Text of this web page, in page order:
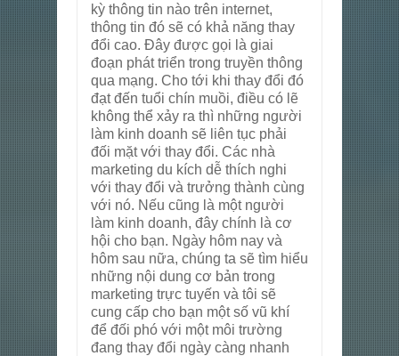
kỳ thông tin nào trên internet,
thông tin đó sẽ có khả năng thay
đổi cao. Đây được gọi là giai
đoạn phát triển trong truyền thông
qua mạng. Cho tới khi thay đổi đó
đạt đến tuổi chín muồi, điều có lẽ
không thể xảy ra thì những người
làm kinh doanh sẽ liên tục phải
đối mặt với thay đổi. Các nhà
marketing du kích dễ thích nghi
với thay đổi và trưởng thành cùng
với nó. Nếu cũng là một người
làm kinh doanh, đây chính là cơ
hội cho bạn. Ngày hôm nay và
hôm sau nữa, chúng ta sẽ tìm hiểu
những nội dung cơ bản trong
marketing trực tuyến và tôi sẽ
cung cấp cho bạn một số vũ khí
để đối phó với một môi trường
đang thay đổi ngày càng nhanh